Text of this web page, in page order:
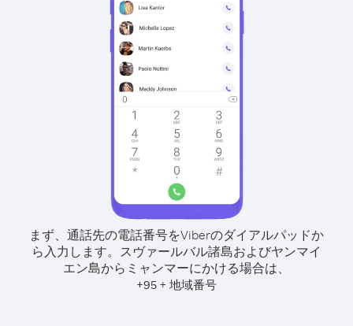
まず、通話先の電話番号をViberのダイアルパッドか
ら入力します。 スヴァールバル諸島およびヤンマイ
エン島からミャンマーにかける場合は、
+95 + 地域番号